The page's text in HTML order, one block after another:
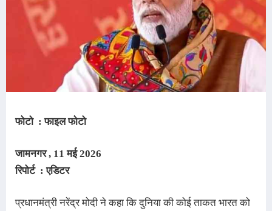
फोटो : फाइल फोटो
जामनगर , 11 मई2026
रिपोर्ट : एडिटर
प्रधानमंत्री नरेंद्र मोदी ने कहा कि दुनिया की कोई ताकत भारत को